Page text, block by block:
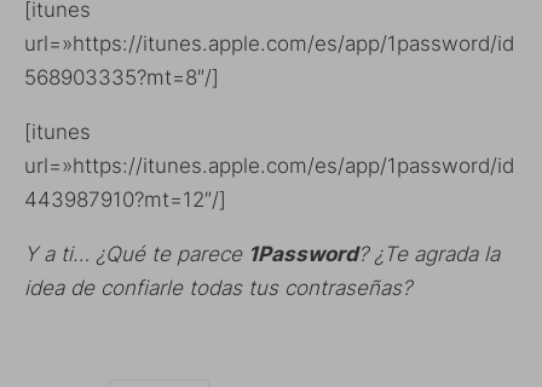
[itunes
url=»https://itunes.apple.com/es/app/1password/id
568903335?mt=8″/]
[itunes
url=»https://itunes.apple.com/es/app/1password/id
443987910?mt=12″/]
Y a ti… ¿Qué te parece 1Password? ¿Te agrada la
idea de confiarle todas tus contraseñas?